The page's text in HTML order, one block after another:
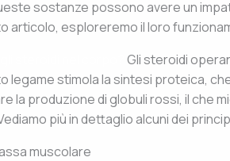
sostanze possono avere un
articolo, esploreremo il loro
Gli steroidi
legame stimola la sintesi proteica,
la produzione di globuli rossi, il che
più in dettaglio alcuni dei
muscolare